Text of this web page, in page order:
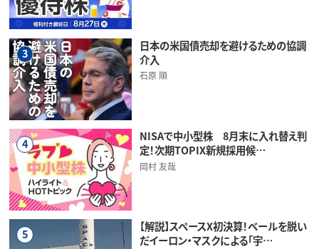
3
日本の米国債売却を避けるための協調
介入
石原 順
4
NISAで中小型株 8月末に入れ替え判
定！次期TOPIX新規採用候…
岡村 友哉
5
【解説】スペースX初決算！ベールを脱い
だイーロン・マスクによる「宇…